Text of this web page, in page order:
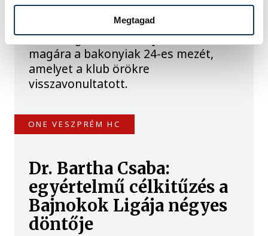
Megtagad
Gasper Marguc búcsúja miatt marad
örökre emlékezetes. A szlovén
közönségkedvenc utoljára öltötte
magára a bakonyiak 24-es mezét,
amelyet a klub örökre
visszavonultatott.
ONE VESZPRÉM HC
Dr. Bartha Csaba:
egyértelmű célkitűzés a
Bajnokok Ligája négyes
döntője